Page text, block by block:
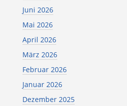
Juni 2026
Mai 2026
April 2026
März 2026
Februar 2026
Januar 2026
Dezember 2025